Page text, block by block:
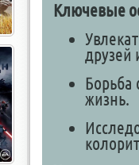
Ключевые
друзей
Борьба
жизнь.